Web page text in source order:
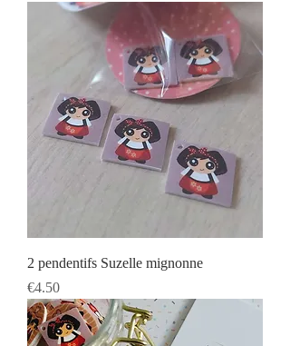
2 pendentifs Suzelle mignonne
Prix
€4.50